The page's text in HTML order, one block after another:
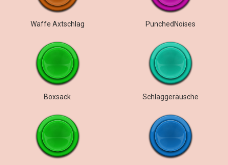
Waffe Axtschlag PunchedNoises
Boxsack Schlaggeräusche